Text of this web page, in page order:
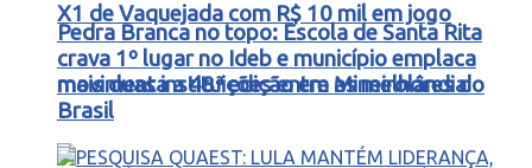
X1 de Vaquejada com R$ 10 mil em jogo
movimenta a 48ª edição em Mineirolândia
Pedra Branca no topo: Escola de Santa Rita
crava 1º lugar no Ideb e município emplaca
mais duas instituições entre as melhores do
Brasil